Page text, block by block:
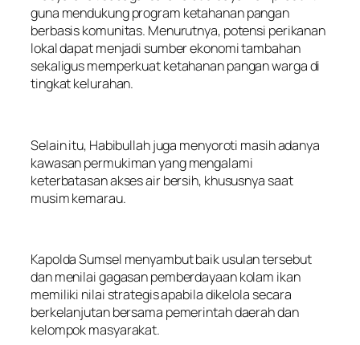
guna mendukung program ketahanan pangan
berbasis komunitas. Menurutnya, potensi perikanan
lokal dapat menjadi sumber ekonomi tambahan
sekaligus memperkuat ketahanan pangan warga di
tingkat kelurahan.
Selain itu, Habibullah juga menyoroti masih adanya
kawasan permukiman yang mengalami
keterbatasan akses air bersih, khususnya saat
musim kemarau.
Kapolda Sumsel menyambut baik usulan tersebut
dan menilai gagasan pemberdayaan kolam ikan
memiliki nilai strategis apabila dikelola secara
berkelanjutan bersama pemerintah daerah dan
kelompok masyarakat.